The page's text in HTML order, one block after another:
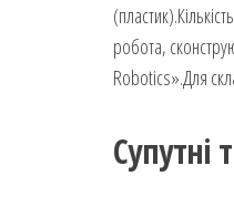
робота,
Robotics».Для
Супутні